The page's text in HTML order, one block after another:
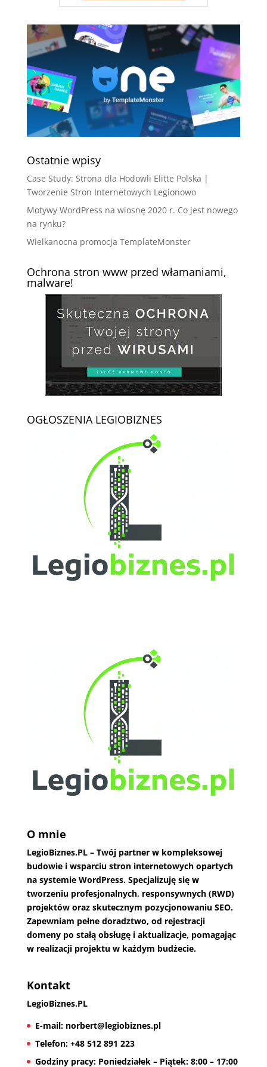
Ostatnie wpisy
Case Study: Strona dla Hodowli Elitte Polska |
Tworzenie Stron Internetowych Legionowo
Motywy WordPress na wiosnę 2020 r. Co jest nowego
na rynku?
Wielkanocna promocja TemplateMonster
Ochrona stron www przed włamaniami,
malware!
OGŁOSZENIA LEGIOBIZNES
O mnie
LegioBiznes.PL– Twój partner w kompleksowej
budowie i wsparciu stron internetowych opartych
na systemie WordPress. Specjalizuję się w
tworzeniu profesjonalnych, responsywnych (RWD)
projektów oraz skutecznym pozycjonowaniu SEO.
Zapewniam pełne doradztwo, od rejestracji
domeny po stałą obsługę i aktualizacje, pomagając
w realizacji projektu w każdym budżecie.
Kontakt
LegioBiznes.PL
E-mail:norbert@legiobiznes.pl
Telefon:+48 512 891 223
Godziny pracy:Poniedziałek – Piątek: 8:00 – 17:00